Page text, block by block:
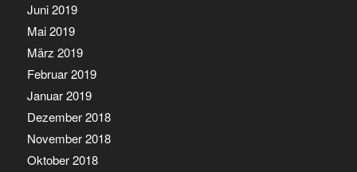
Juni 2019
Mai 2019
März 2019
Februar 2019
Januar 2019
Dezember 2018
November 2018
Oktober 2018